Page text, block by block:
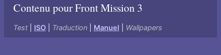
Contenu pour Front Mission 3
Test| ISO| Traduction| Manuel Wallpapers